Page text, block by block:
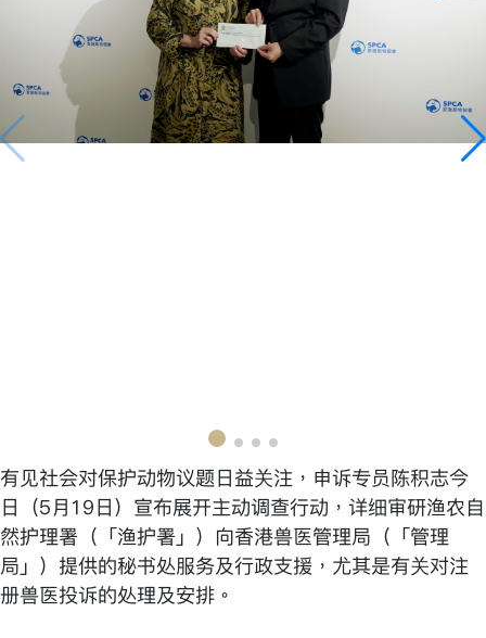
有见社会对保护动物议题日益关注，申诉专员陈积志今
日（5月19日）宣布展开主动调查行动，详细审研渔农自
然护理署（「渔护署」）向香港兽医管理局（「管理
局」）提供的秘书处服务及行政支援，尤其是有关对注
册兽医投诉的处理及安排。